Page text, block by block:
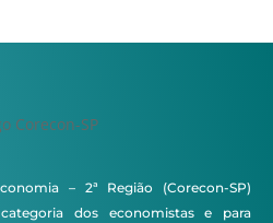
– 2ª Região (Corecon-SP)
dos economistas e para